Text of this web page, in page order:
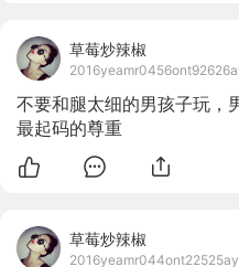
草莓炒辣椒
不要和腿太细的男孩子玩，
最起码的尊重
草莓炒辣椒
2016yeamr044ont22525ay